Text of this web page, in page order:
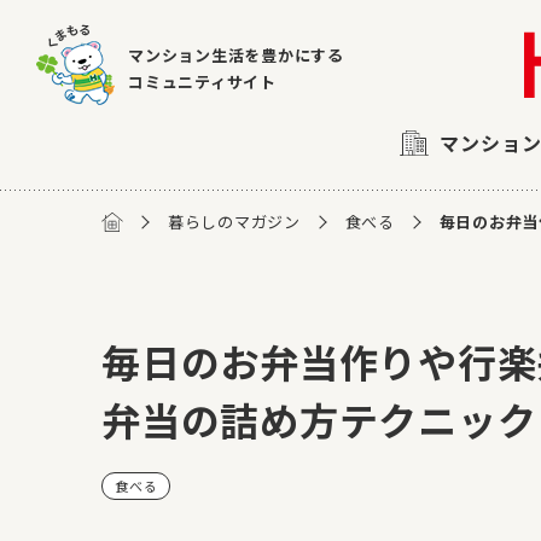
マンション生活を豊かにする
コミュニティサイト
マンショ
暮らしのマガジン 食べる 毎日のお弁
毎日のお弁当作りや行
弁当の詰め方テクニック
食べる